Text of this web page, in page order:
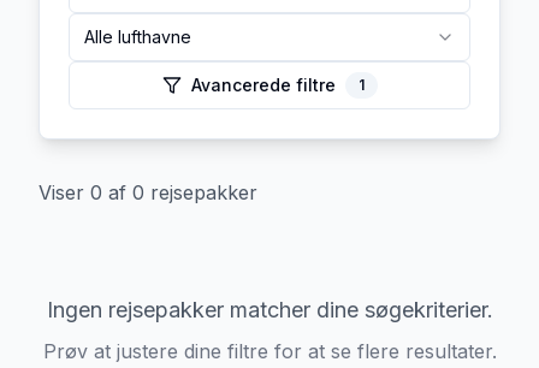
Alle lufthavne
Avancerede filtre 1
Viser 0 af 0 rejsepakker
Ingen rejsepakker matcher dine søgekriterier.
Prøv at justere dine filtre for at se flere resultater.